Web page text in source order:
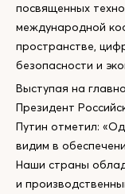
посвященных
международной
пространстве,
безопасности и
Выступая на
Президент
Путин отметил:
видим в
Наши страны
и